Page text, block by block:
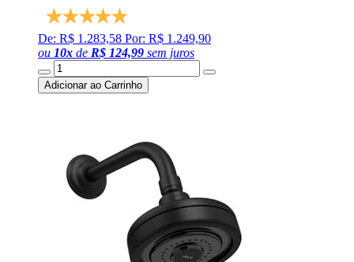
De: R$ 1.283,58 Por: R$ 1.249,90
ou 10x de R$ 124,99 sem juros
Adicionar ao Carrinho